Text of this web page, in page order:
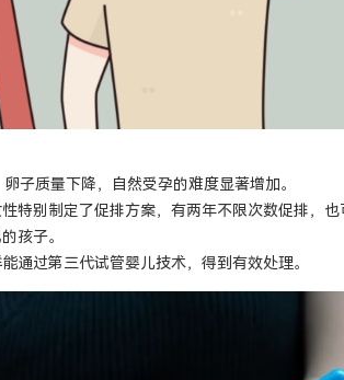
子质量下降，自然受孕的难度显著增加。
特别制定了促排方案，有两年不限次数促排，
孩子。
通过第三代试管婴儿技术，得到有效处理。